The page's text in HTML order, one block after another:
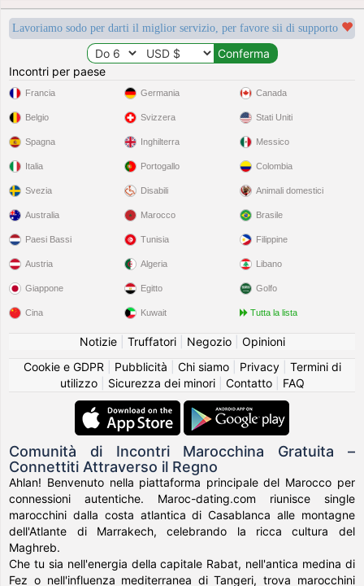
Lavoriamo sodo per darti il miglior servizio, per favore sii di supporto
Incontri per paese
Francia
Belgio
Spagna
Italia
Svezia
Germania
Svizzera
Inghilterra
Portogallo
Disabili
Canada
Stati Uniti
Messico
Colombia
Animali domestici
Australia
Paesi Bassi
Austria
Giappone
Cina
Marocco
Tunisia
Algeria
Egitto
Kuwait
Brasile
Filippine
Libano
Golfo
Tutta la lista
Notizie| Truffatori| Negozio| Opinioni
Cookie e GDPR
Pubblicità Chi siamo| Privacy| Termini di
utilizzo| Sicurezza dei minori| Contatto| FAQ
Comunità di Incontri Marocchina Gratuita –
Connettiti Attraverso il Regno
Ahlan! Benvenuto nella piattaforma principale del Marocco per
connessioni autentiche. Maroc-dating.com riunisce single
marocchini dalla costa atlantica di Casablanca alle montagne
dell'Atlante di Marrakech, celebrando la ricca cultura del
Maghreb.
Che tu sia nell'energia della capitale Rabat, nell'antica medina di
Fez o nell'influenza mediterranea di Tangeri, trova marocchini